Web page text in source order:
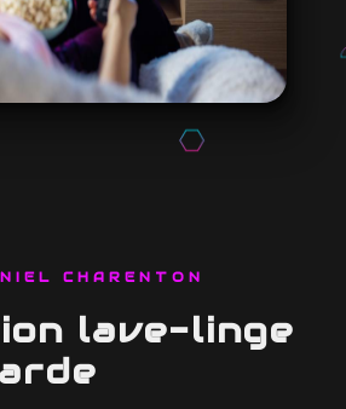
CHARENTON